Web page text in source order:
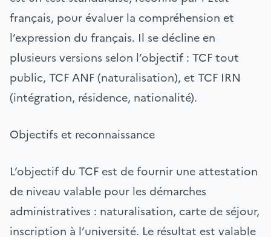
français, pour évaluer la compréhension et
l’expression du français. Il se décline en
plusieurs versions selon l’objectif : TCF tout
public, TCF ANF (naturalisation), et TCF IRN
(intégration, résidence, nationalité).
Objectifs et reconnaissance
L’objectif du TCF est de fournir une attestation
de niveau valable pour les démarches
administratives : naturalisation, carte de séjour,
inscription à l’université. Le résultat est valable